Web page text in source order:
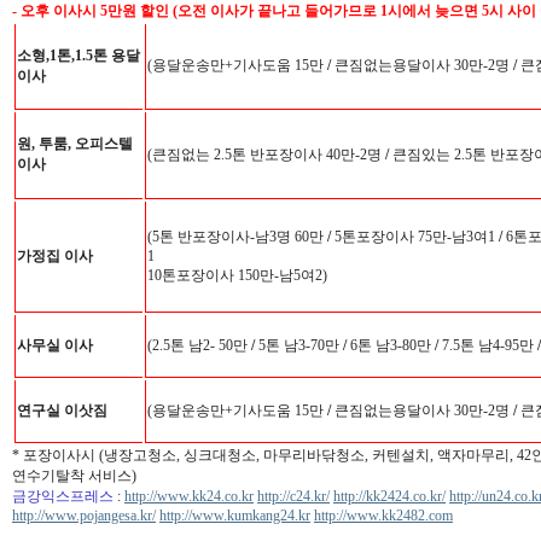
- 오후 이사시 5만원 할인 (오전 이사가 끝나고 들어가므로 1시에서 늦으면 5시 사
소형,1톤,1.5톤 용달
이사
(용달운송만+기사도움 15만 /큰짐없는용달이사 30만-2명 /큰
원, 투룸, 오피스텔
이사
(큰짐없는 2.5톤 반포장이사 40만-2명 /큰짐있는 2.5톤 반포장
가정집 이사
(5톤 반포장이사-남3명 60만 /5톤포장이사 75만-남3여1 /6톤
1
10톤포장이사 150만-남5여2)
사무실 이사 (2.5톤 남2- 50만 /5톤 남3-70만 /6톤 남3-80만 /7.5톤 남4-95만 /
연구실 이삿짐 (용달운송만+기사도움 15만 /큰짐없는용달이사 30만-2명 /큰
* 포장이사시 (냉장고청소, 싱크대청소, 마무리바닦청소, 커텐설치, 액자마무리,
연수기탈착 서비스)
금강익스프레스 : http://www.kk24.co.kr http://c24.kr/ http://kk2424.co.kr/ http://
http://www.pojangesa.kr/ http://www.kumkang24.kr http://www.kk2482.com